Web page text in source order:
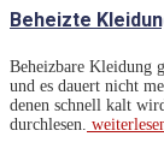
Beheizte
Beheizbare Kleidung
und es dauert nicht
denen schnell kalt
durchlesen.